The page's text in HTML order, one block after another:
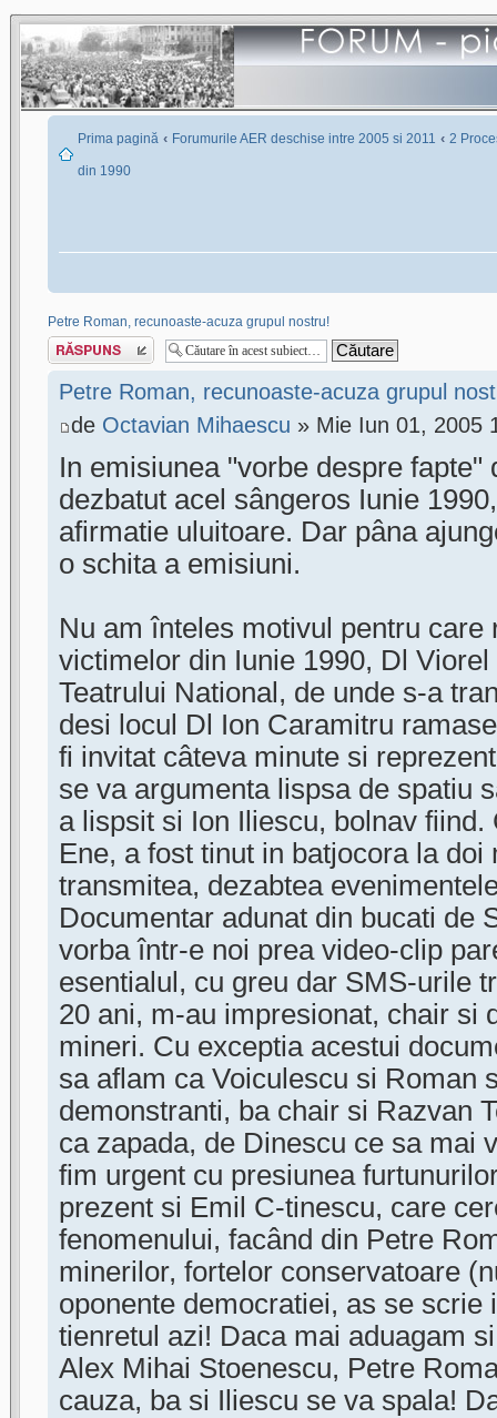
Prima pagină ‹ Forumurile AER deschise intre 2005 si 2011 ‹ 2
din 1990
Petre Roman, recunoaste-acuza grupul nostru!
Scrie un răspuns
Petre Roman, recunoaste-acuza grupul
de Octavian Mihaescu » Mie Iun 01, 2005
In emisiunea "vorbe despre fapte"
dezbatut acel sângeros Iunie
afirmatie uluitoare. Dar pâna
o schita a emisiuni.
Nu am înteles motivul pentru care
victimelor din Iunie 1990, Dl
Teatrului National, de unde s-a
desi locul Dl Ion Caramitru
fi invitat câteva minute si
se va argumenta lispsa de spatiu
a lispsit si Ion Iliescu, bolnav fiind.
Ene, a fost tinut in batjocora la
transmitea, dezabtea
Documentar adunat din bucati de
vorba într-e noi prea video-clip
esentialul, cu greu dar SMS-urile
20 ani, m-au impresionat, chair si
mineri. Cu exceptia acestui
sa aflam ca Voiculescu si Roman
demonstranti, ba chair si Razvan
ca zapada, de Dinescu ce sa mai
fim urgent cu presiunea
prezent si Emil C-tinescu, care
fenomenului, facând din Petre
minerilor, fortelor conservatoare
oponente democratiei, as se scrie
tienretul azi! Daca mai aduagam
Alex Mihai Stoenescu, Petre
cauza, ba si Iliescu se va spala!